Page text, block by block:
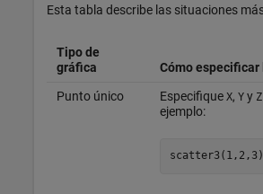
Esta tabla describe las situaciones
Tipo de
gráfica
Cómo especificar
Punto único
Especifique X, Yy Z
ejemplo:
scatter3(1,2,3)